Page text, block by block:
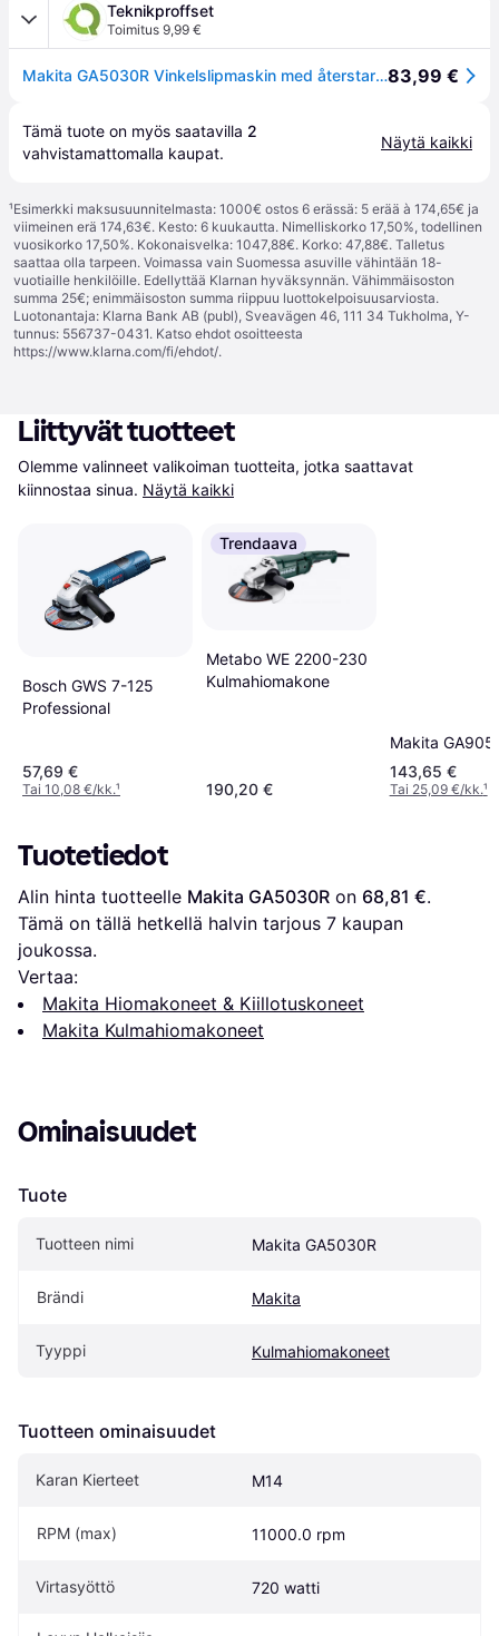
Teknikproffset
Toimitus 9,99 €
Makita GA5030R Vinkelslipmaskin med återstartsskydd83,99 €
Tämä tuote on myös saatavilla 2
vahvistamattomalla kaupat.
Näytä kaikki
¹Esimerkki maksusuunnitelmasta: 1000€ ostos 6 erässä: 5 erää à 174,65€ ja
viimeinen erä 174,63€. Kesto: 6 kuukautta. Nimelliskorko 17,50%, todellinen
vuosikorko 17,50%. Kokonaisvelka: 1047,88€. Korko: 47,88€. Talletus
saattaa olla tarpeen. Voimassa vain Suomessa asuville vähintään 18-
vuotiaille henkilöille. Edellyttää Klarnan hyväksynnän. Vähimmäisoston
summa 25€; enimmäisoston summa riippuu luottokelpoisuusarviosta.
Luotonantaja: Klarna Bank AB (publ), Sveavägen 46, 111 34 Tukholma, Y-
tunnus: 556737-0431. Katso ehdot osoitteesta
https://www.klarna.com/fi/ehdot/.
Liittyvät tuotteet
Olemme valinneet valikoiman tuotteita, jotka saattavat
kiinnostaa sinua. Näytä kaikki
Bosch GWS 7-125
Professional
57,69 €
Tai 10,08 €/kk.¹
Trendaava
Metabo WE 2200-230
Kulmahiomakone
190,20 €
Makita
143,65 €
Tai 25,09 €/kk.¹
Tuotetiedot
Alin hinta tuotteelle Makita GA5030R on 68,81 €.
Tämä on tällä hetkellä halvin tarjous 7 kaupan
joukossa.
Vertaa:
Makita Hiomakoneet & Kiillotuskoneet
Makita Kulmahiomakoneet
Ominaisuudet
Tuote
Tuotteen nimi Makita GA5030R
Brändi Makita
Tyyppi Kulmahiomakoneet
Tuotteen ominaisuudet
Karan Kierteet M14
RPM (max) 11000.0 rpm
Virtasyöttö 720 watti